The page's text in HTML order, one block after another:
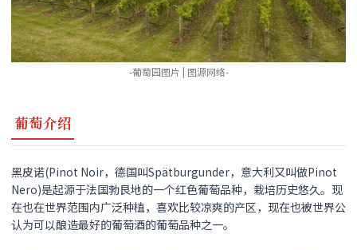
-葡萄园图片 | 图源网络-
葡萄介绍
黑皮诺(Pinot Noir，德国叫Spätburgunder，意大利又叫做Pinot
Nero)是起源于法国勃艮地的一个红色葡萄品种，栽培历史悠久。现
在也在世界范围内广泛种植，喜欢比较凉爽的产区，现在也被世界公
认为可以酿造最好的葡萄酒的葡萄品种之一。